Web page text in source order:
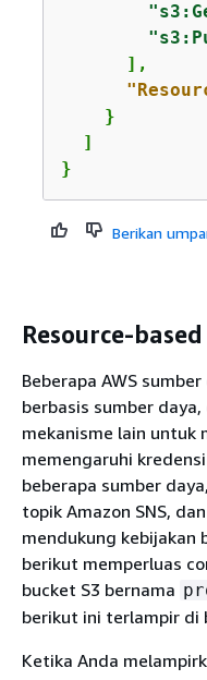
      ],
    }
  ]
}
Berikan
Resource-
Beberapa AWS
berbasis sumber
mekanisme lain untuk
memengaruhi
beberapa sumber
topik Amazon SNS,
mendukung kebijakan
berikut memperluas
bucket S3 bernama
berikut ini terlampir di
Ketika Anda